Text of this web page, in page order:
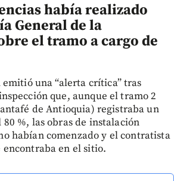
había realizado
General de la
el tramo a cargo de
una “alerta crítica” tras
que, aunque el tramo 2
de Antioquia) registraba un
80 %, las obras de instalación
habían comenzado y el contratista
encontraba en el sitio.